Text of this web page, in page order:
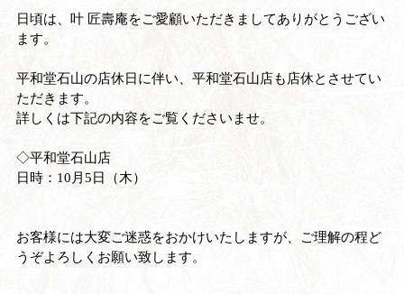
日頃は、叶 匠壽庵をご愛顧いただきましてありがとうござい
ます。
平和堂石山の店休日に伴い、平和堂石山店も店休とさせてい
ただきます。
詳しくは下記の内容をご覧くださいませ。
◇平和堂石山店
日時：10月5日（木）
お客様には大変ご迷惑をおかけいたしますが、ご理解の程ど
うぞよろしくお願い致します。